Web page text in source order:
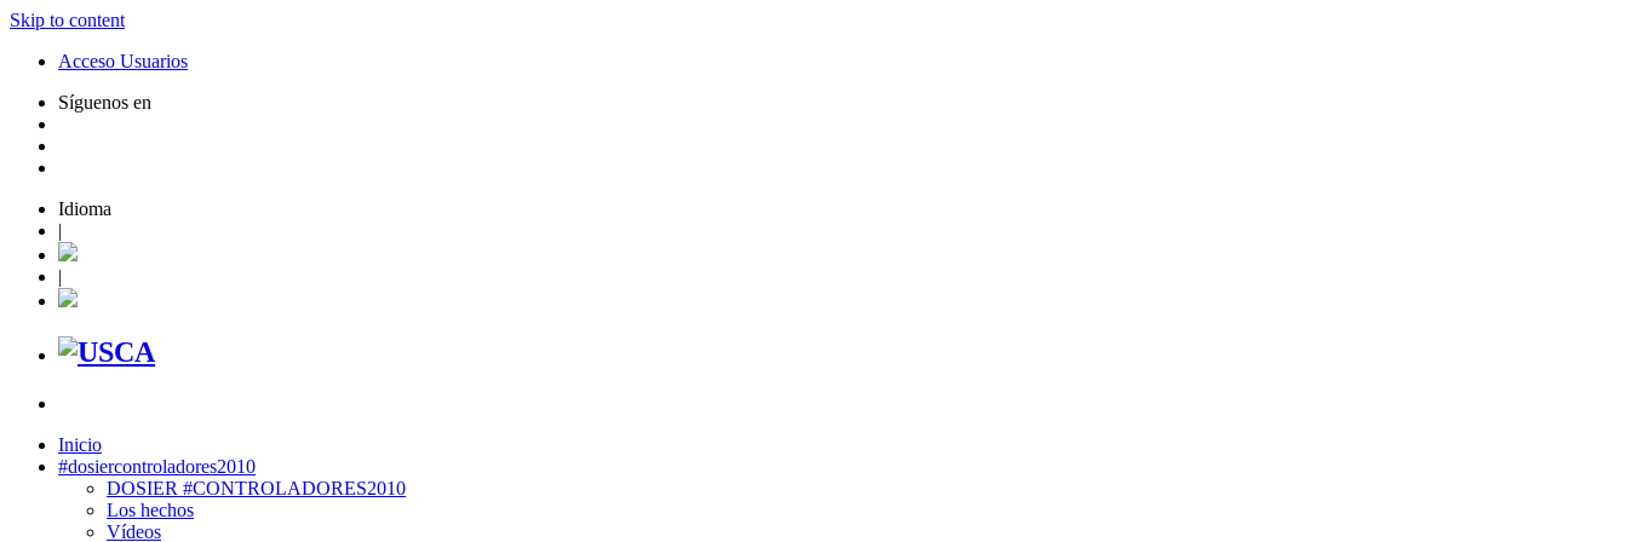
Skip to content
Acceso Usuarios
Síguenos en
Idioma
|
|
Inicio
#dosiercontroladores2010
DOSIER #CONTROLADORES2010
Los hechos
Vídeos